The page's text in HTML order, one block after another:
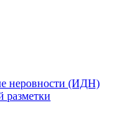
неровности (ИДН)
разметки